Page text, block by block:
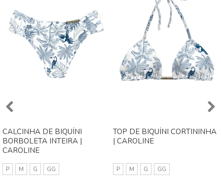
CALCINHA DE BIQUÍNI
BORBOLETA INTEIRA |
CAROLINE
P M G GG
TOP DE BIQUÍNI CORTININHA
| CAROLINE
P M G GG